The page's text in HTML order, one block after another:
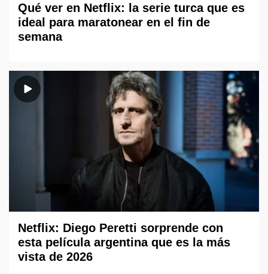
Qué ver en Netflix: la serie turca que es
ideal para maratonear en el fin de
semana
Netflix: Diego Peretti sorprende con
esta película argentina que es la más
vista de 2026